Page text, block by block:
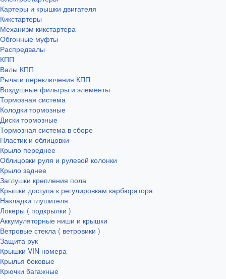
Картеры и крышки двигателя
Кикстартеры
Механизм кикстартера
Обгонные муфты
Распредвалы
КПП
Валы КПП
Рычаги переключения КПП
Воздушные фильтры и элементы
Тормозная система
Колодки тормозные
Диски тормозные
Тормозная система в сборе
Пластик и облицовки
Крыло переднее
Облицовки руля и рулевой колонки
Крыло заднее
Заглушки крепления пола
Крышки доступа к регулировкам карбюратора
Накладки глушителя
Локеры ( подкрылки )
Аккумуляторные ниши и крышки
Ветровые стекла ( ветровики )
Защита рук
Крышки VIN номера
Крылья боковые
Крючки багажные